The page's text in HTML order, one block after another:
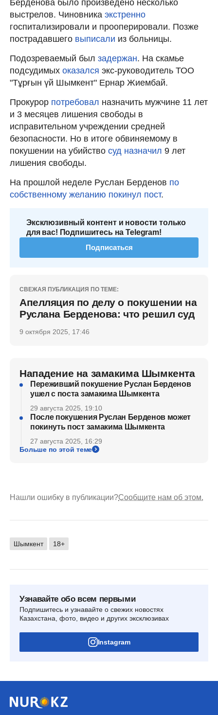
Берденова было произведено несколько
выстрелов. Чиновника экстренно
госпитализировали и прооперировали. Позже
пострадавшего выписали из больницы.
Подозреваемый был задержан. На скамье
подсудимых оказался экс-руководитель ТОО
"Тұрғын үй Шымкент" Ернар Жиембай.
Прокурор потребовал назначить мужчине 11 лет
и 3 месяцев лишения свободы в
исправительном учреждении средней
безопасности. Но в итоге обвиняемому в
покушении на убийство суд назначил 9 лет
лишения свободы.
На прошлой неделе Руслан Берденов по
собственному желанию покинул пост.
Эксклюзивный контент и новости только
для вас! Подпишитесь на Telegram!
Подписаться
СВЕЖАЯ ПУБЛИКАЦИЯ ПО ТЕМЕ:
Апелляция по делу о покушении на
Руслана Берденова: что решил суд
9 октября 2025, 17:46
Нападение на замакима Шымкента
Переживший покушение Руслан Берденов
ушел с поста замакима Шымкента
29 августа 2025, 19:10
После покушения Руслан Берденов может
покинуть пост замакима Шымкента
27 августа 2025, 16:29
Больше по этой теме
Нашли ошибку в публикации?Сообщите нам об этом.
Шымкент 18+
Узнавайте обо всем первыми
Подпишитесь и узнавайте о свежих новостях
Казахстана, фото, видео и других эксклюзивах
Instagram